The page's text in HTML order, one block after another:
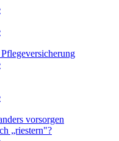
vorsorgen
„riestern"?